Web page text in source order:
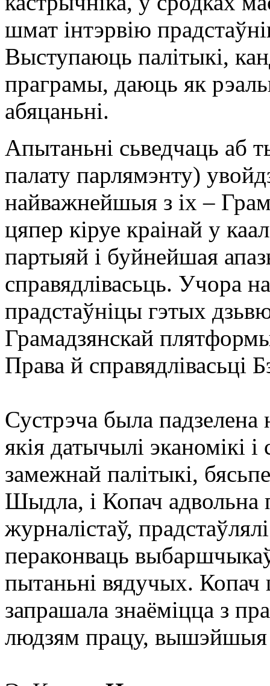
шмат інтэрвію
Выступаюць палітыкі,
праграмы, даюць як
абяцаньні.
Апытаньні сьведчаць
палату парлямэнту)
найважнейшыя з іх –
цяпер кіруе краінай у
партыяй і буйнейшая
справядлівасьць. Учора
прадстаўніцы гэтых
Грамадзянскай
Права й справядлівасьці
Сустрэча была падзелена
якія датычылі эканомікі
замежнай палітыкі,
Шыдла, і Копач адвольна
журналістаў,
пераконваць
пытаньні вядучых. Копач
запрашала знаёміцца з
людзям працу, вышэйшыя